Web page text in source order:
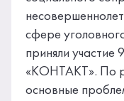
сфере
приняли участие
«КОНТАКТ». По
основные